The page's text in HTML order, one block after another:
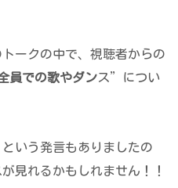
ークの中で、視聴者からの
員での歌やダンス”につい
いう発言もありましたの
見れるかもしれません！！